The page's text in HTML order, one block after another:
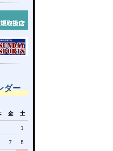
ダー
金 土
1
7 8